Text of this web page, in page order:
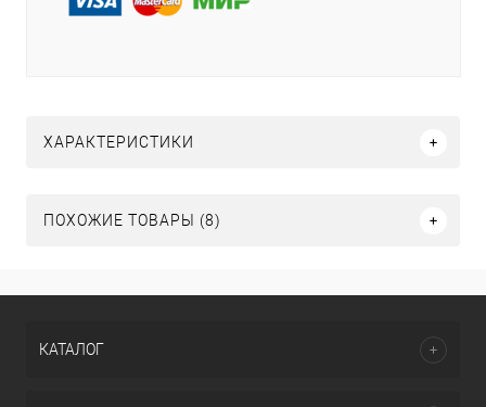
ХАРАКТЕРИСТИКИ
ПОХОЖИЕ ТОВАРЫ (8)
КАТАЛОГ